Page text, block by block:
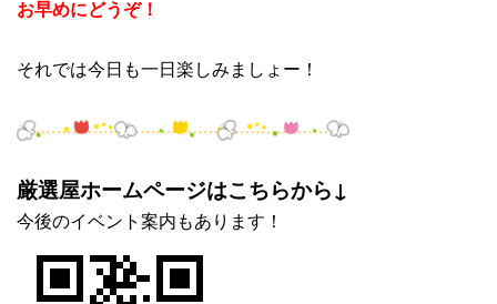
お早めにどうぞ！
それでは今日も一日楽しみましょー！
厳選屋ホームページはこちらから↓
今後のイベント案内もあります！